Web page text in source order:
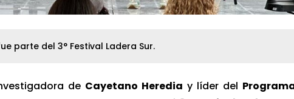
parte del 3° Festival Ladera Sur.
de Cayetano Heredia y líder del